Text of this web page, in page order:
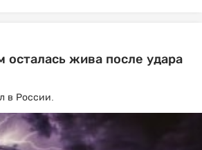
жива после удара
в России.